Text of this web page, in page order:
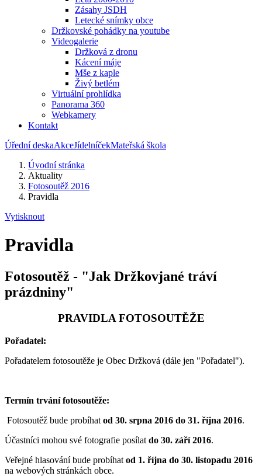
Zásahy JSDH
Letecké snímky obce
Držkovské pohádky na youtube
Videogalerie
Držková z dronu
Kácení máje
Mše z kaple
Živý betlém
Virtuální prohlídka
Panorama 360
Webkamery
Kontakt
Úřední deskaAkceJídelníčekMateřská škola
Úvodní stránka
Aktuality
Fotosoutěž 2016
Pravidla
Vytisknout
Pravidla
Fotosoutěž - "Jak Držkovjané tráví
prázdniny"
PRAVIDLA FOTOSOUTĚŽE
Pořadatel:
Pořadatelem fotosoutěže je Obec Držková (dále jen "Pořadatel").
Termín trvání fotosoutěže:
Fotosoutěž bude probíhat od 30. srpna 2016 do 31. října 2016.
Účastníci mohou své fotografie posílat do 30. září 2016.
Veřejné hlasování bude probíhat od 1. října do 30. listopadu 2016
na webových stránkách obce.